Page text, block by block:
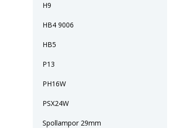
H9
HB4 9006
HB5
P13
PH16W
PSX24W
Spollampor 29mm